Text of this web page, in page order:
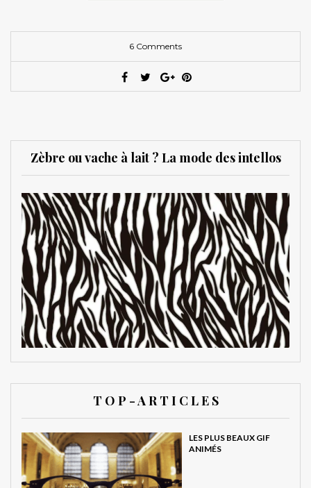
6 Comments
Zèbre ou vache à lait ? La mode des intellos
T O P - A R T I C L E S
LES PLUS BEAUX GIF
ANIMÉS